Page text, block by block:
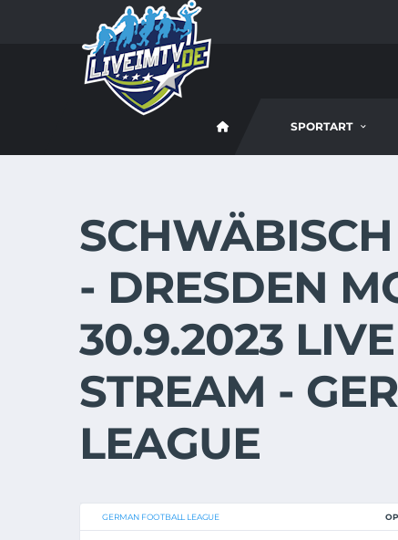
SPORTART
- DRESDEN
30.9.2023
STREAM -
LEAGUE
GERMAN FOOTBALL LEAGUE